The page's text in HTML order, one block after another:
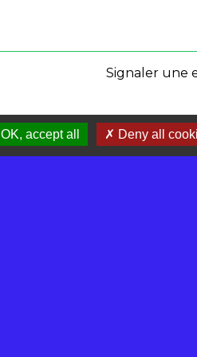
Signaler une
OK, accept all Deny all